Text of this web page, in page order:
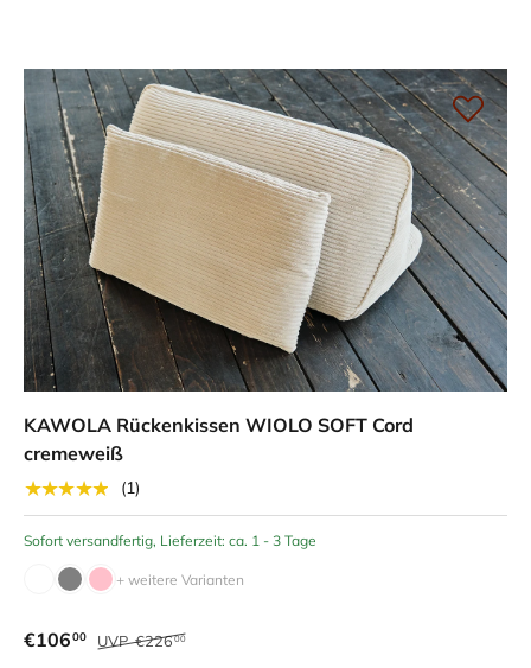
KAWOLA Rückenkissen WIOLO SOFT Cord
cremeweiß
★★★★★
(1)
Sofort versandfertig, Lieferzeit: ca. 1 - 3 Tage
+ weitere Varianten
€10600 UVP€22600